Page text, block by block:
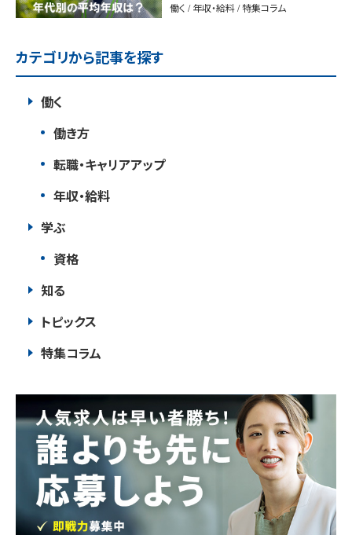
働く / 年収・給料 / 特集コラム
カテゴリから記事を探す
働く
働き方
転職・キャリアアップ
年収・給料
学ぶ
資格
知る
トピックス
特集コラム